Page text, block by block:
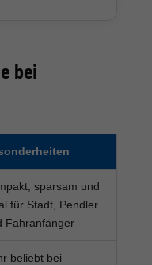
bei
sparsam und
für Stadt, Pendler
Fahranfänger
beliebt bei